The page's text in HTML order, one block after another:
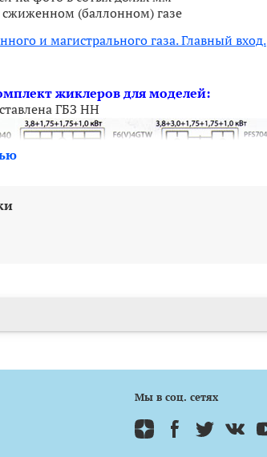
(баллонном) газе
и магистрального газа. Главный вход.
жиклеров для моделей:
ГБЗ НН
Мы в соц. сетях